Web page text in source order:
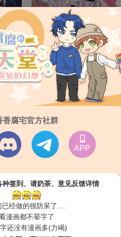
香腐宅官方社群
APP
种签到、请奶茶、意见反馈详情
经做的很防呆了....
漫画都不晕字了
还没有漫画多(力竭)
45话
《불우한 삶》 平台：ridibooks 与父亲独居的雷蒙德在父亲突然去世后第一次与母亲团聚。 在当时着名女演员母亲的阴影下生活了五年后，雷蒙德离开了母亲的身边，进入了偏远地区的一所寄宿学校。 尽管外表雄伟，像一座古老的城堡，但学校却像一座监狱，所有的学生都和雷蒙德处境相似。 休、乔治、西蒙和杰罗姆出现在雷蒙德面前，雷蒙德回忆起自己作为宠物度过的五年，心中充满了复仇。而且…… 没过多久，雷蒙德就发现自己被扔进去的地方是一个巨大的笼子，里面装满了戴着虚伪面具的野兽。....
무스,이나이,평요
阴森森宝贝
오싹한 베이비 平台：ridibooks ....
(25)
码】
햇님반 유치원 동기 平台 : bomtoon 在女人灭绝、魔鬼横行的遥远未来，六名拥有神秘过去的男子再度齐聚于私立保全组织「斯坎诺」。 刚登场就失去记忆、还莫名其妙成为众人眼中钉的吉恩，一边要对抗兇残魔鬼，一边还得拼凑自己支离破碎的过去，日子过得比旋风还混乱。 血腥中带点荒谬，刺激裡夹杂笑料——这究竟是科幻BL，还是搞笑BL!?....
딩동
连载
炎之束缚